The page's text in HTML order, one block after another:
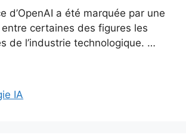
d’OpenAI a été marquée par une
certaines des figures les
de l’industrie technologique. …
IA